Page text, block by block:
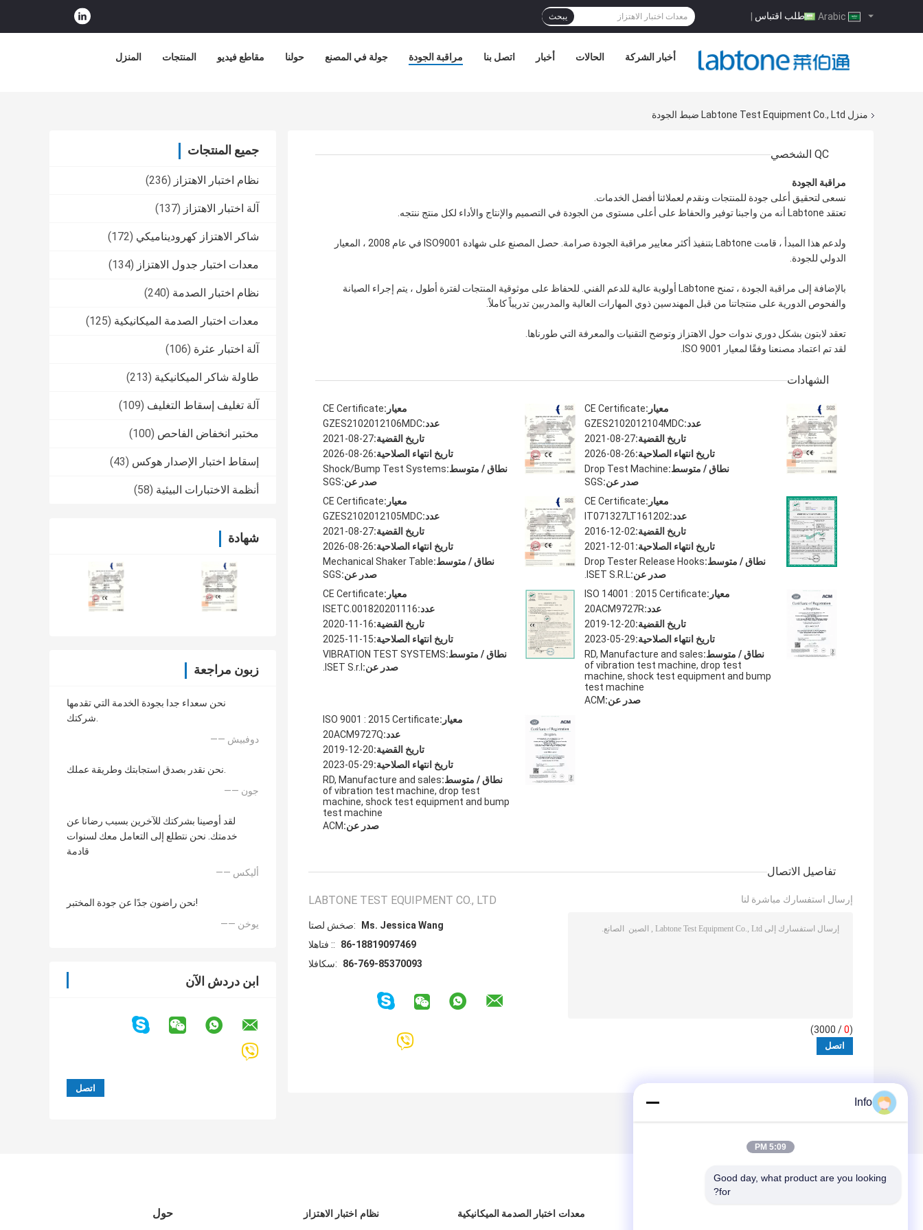
طلب اقتباس | يبحث
المنزل المنتجات مقاطع فيديو حولنا جولة في المصنع مراقبة الجودة اتصل بنا أخبار الحالات أخبار الشركة
منزل Labtone Test Equipment Co., Ltd ضبط الجودة
جميع المنتجات
نظام اختبار الاهتزاز (236)
آلة اختبار الاهتزاز (137)
شاكر الاهتزاز كهروديناميكي (172)
معدات اختبار جدول الاهتزاز (134)
نظام اختبار الصدمة (240)
معدات اختبار الصدمة الميكانيكية (125)
آلة اختبار عثرة (106)
طاولة شاكر الميكانيكية (213)
آلة تغليف إسقاط التغليف (109)
مختبر انخفاض الفاحص (100)
إسقاط اختبار الإصدار هوكس (43)
أنظمة الاختبارات البيئية (58)
شهادة
زبون مراجعة
نحن سعداء جدا بجودة الخدمة التي تقدمها
شركتك.
—— دوفبيش
نحن نقدر بصدق استجابتك وطريقة عملك.
—— جون
لقد أوصينا بشركتك للآخرين بسبب رضانا عن
خدمتك. نحن نتطلع إلى التعامل معك لسنوات
قادمة
—— أليكس
نحن راضون جدًا عن جودة المختبر!
—— يوخن
ابن دردش الآن
QC الشخصي
مراقبة الجودة
نسعى لتحقيق أعلى جودة للمنتجات ونقدم لعملائنا أفضل الخدمات.
تعتقد Labtone أنه من واجبنا توفير والحفاظ على أعلى مستوى من الجودة في التصميم والإنتاج والأداء لكل منتج ننتجه.
ولدعم هذا المبدأ ، قامت Labtone بتنفيذ أكثر معايير مراقبة الجودة صرامة. حصل المصنع على شهادة ISO9001 في عام 2008 ، المعيار
الدولي للجودة.
بالإضافة إلى مراقبة الجودة ، تمنح Labtone أولوية عالية للدعم الفني. للحفاظ على موثوقية المنتجات لفترة أطول ، يتم إجراء الصيانة
والفحوص الدورية على منتجاتنا من قبل المهندسين ذوي المهارات العالية والمدربين تدريباً كاملاً.
تعقد لابتون بشكل دوري ندوات حول الاهتزاز وتوضح التقنيات والمعرفة التي طورناها.
لقد تم اعتماد مصنعنا وفقًا لمعيار ISO 9001.
الشهادات
معيار:CE Certificate
عدد:GZES2102012106MDC
تاريخ القضية:2021-08-27
تاريخ انتهاء الصلاحية:2026-08-26
نطاق / متوسط:Shock/Bump Test Systems
صدر عن:SGS
معيار:CE Certificate
عدد:GZES2102012104MDC
تاريخ القضية:2021-08-27
تاريخ انتهاء الصلاحية:2026-08-26
نطاق / متوسط:Drop Test Machine
صدر عن:SGS
معيار:CE Certificate
عدد:GZES2102012105MDC
تاريخ القضية:2021-08-27
تاريخ انتهاء الصلاحية:2026-08-26
نطاق / متوسط:Mechanical Shaker Table
صدر عن:SGS
معيار:CE Certificate
عدد:IT071327LT161202
تاريخ القضية:2016-12-02
تاريخ انتهاء الصلاحية: 2021-12-01
نطاق / متوسط:Drop Tester Release Hooks
صدر عن:ISET S.R.L.
معيار:CE Certificate
عدد:ISETC.001820201116
تاريخ القضية:2020-11-16
تاريخ انتهاء الصلاحية:2025-11-15
نطاق / متوسط:VIBRATION TEST SYSTEMS
صدر عن: ISET S.r.l.
معيار:ISO 14001 : 2015 Certificate
عدد:20ACM9727R
تاريخ القضية:2019-12-20
تاريخ انتهاء الصلاحية:2023-05-29
نطاق / متوسط:RD, Manufacture and sales
of vibration test machine, drop test
machine, shock test equipment and bump
test machine
صدر عن:ACM
معيار:ISO 9001 : 2015 Certificate
عدد:20ACM9727Q
تاريخ القضية:2019-12-20
تاريخ انتهاء الصلاحية:2023-05-29
نطاق / متوسط:RD, Manufacture and sales
of vibration test machine, drop test
machine, shock test equipment and bump
test machine
صدر عن:ACM
تفاصيل الاتصال
LABTONE TEST EQUIPMENT CO., LTD
اتصل شخص:
Ms. Jessica Wang
الهاتف ::
86-18819097469
الفاكس:
86-769-85370093
إرسال استفسارك مباشرة لنا
(
0
/ 3000)
حول نظام اختبار الاهتزاز معدات اختبار الصدمة الميكانيكية
Info
5:09 PM
Good day, what product are you looking
for?